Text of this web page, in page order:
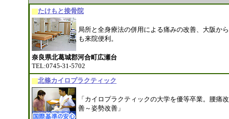
たけもと接骨院
局所と全身療法の併用による痛みの改善、大阪から
も来院便利。
奈良県北葛城郡河合町広瀬台
TEL:0745-31-5702
北條カイロプラクティック
「カイロプラクティックの大学を優等卒業。腰痛改
善～姿勢改善」